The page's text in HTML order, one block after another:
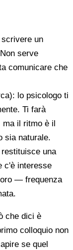
un
serve
comunicare che
lo psicologo ti
Ti farà
ma il ritmo è il
sia naturale.
una
c'è interesse
— frequenza
che dici è
colloquio non
se quel